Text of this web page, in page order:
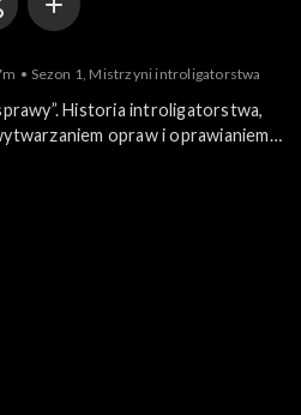
Sezon 1, Mistrzyni introligatorstwa
Historia introligatorstwa,
opraw i oprawianiem
najcenniejszych starodruków
sztukę introligatorstwa.
oprawą książki.